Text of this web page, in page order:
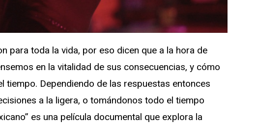
para toda la vida, por eso dicen que a la hora de
en la vitalidad de sus consecuencias, y cómo
tiempo. Dependiendo de las respuestas entonces
a la ligera, o tomándonos todo el tiempo
es una película documental que explora la